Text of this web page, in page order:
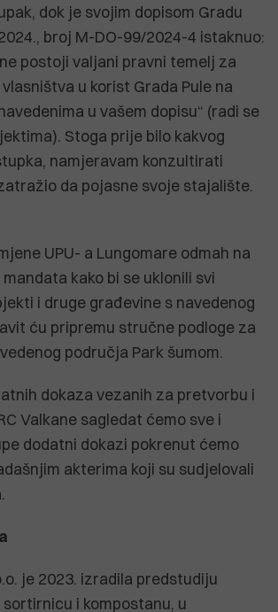
dok je svojim dopisom Gradu
broj M-DO-99/2024-4 istaknuo:
postoji valjani pravni temelj za
u korist Grada Pule na
u vašem dopisu“ (radi se
Stoga prije bilo kakvog
namjeravam konzultirati
da pojasne svoje stajalište.
UPU- a Lungomare odmah na
kako bi se uklonili svi
i druge građevine s navedenog
ću pripremu stručne podloge za
područja Park šumom.
dokaza vezanih za pretvorbu i
Valkane sagledat ćemo sve i
dodatni dokazi pokrenut ćemo
akterima koji su sudjelovali
je 2023. izradila predstudiju
i kompostanu, u